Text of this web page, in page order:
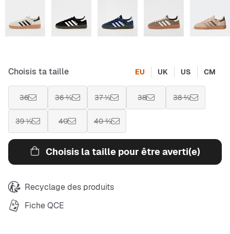
Choisis ta taille EU UK US CM
36 36 ⅔ 37 ⅓ 38 38 ⅔
39 ⅓ 40 40 ⅔
Choisis la taille pour être averti(e)
Recyclage des produits
Fiche QCE